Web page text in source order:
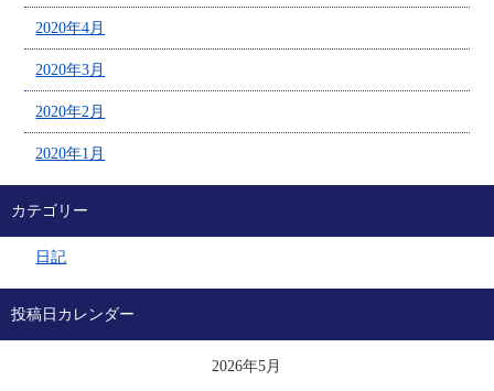
2020年4月
2020年3月
2020年2月
2020年1月
カテゴリー
日記
投稿日カレンダー
2026年5月